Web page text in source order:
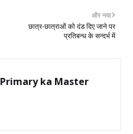
और नया
छात्र-छात्राओं को दंड दिए जाने पर
प्रतिबन्ध के सन्दर्भ में
Primary ka Master